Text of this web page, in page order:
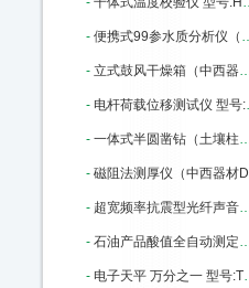
- 便携式99参水质分析仪（中西器材优势） 型号:ZK13-WDC-PC03库号：M316536
- 立式鼓风干燥箱（中西器材） 型号:M157916库号：M157916
- 电杆荷载位移测试仪 型号:WY18-170436库号：M170436
- 一体式半圆凿钻（土壤柱状采样土钻） 型号:BJ7-Y1库号：M175722
- 磁阻法测厚仪（中西器材D优势） 型号:SH24-HCC-18A库号：M179209
- 超宽频率抗震型光纤声音传感器 进口 型号:MKM-2200库号：M314923
- 石油产品酸值全自动测定仪 中西优势 型号:XJ93-ZHSZ601库号：M335894
- 电子天平 万分之一 型号:TT12-FA1204库号：M379173